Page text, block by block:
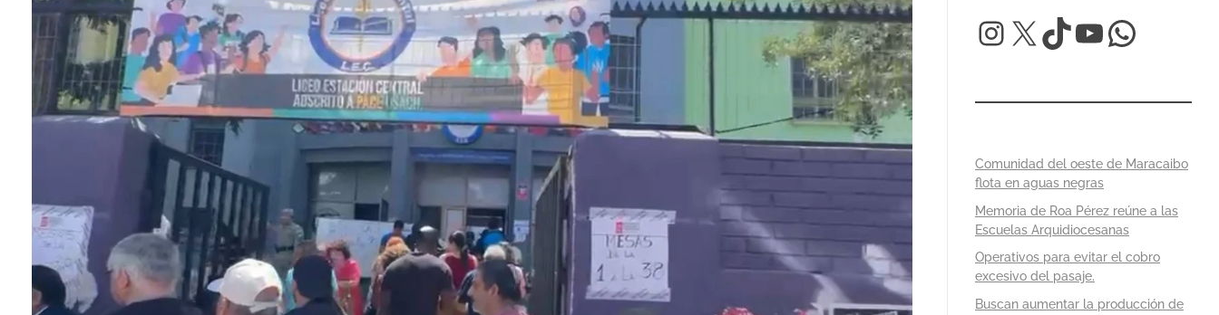
Comunidad del oeste de Maracaibo
flota en aguas negras
Memoria de Roa Pérez reúne a las
Escuelas Arquidiocesanas
Operativos para evitar el cobro
excesivo del pasaje.
Buscan aumentar la producción de